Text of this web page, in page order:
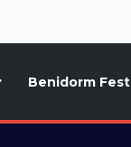
Benidorm Fest